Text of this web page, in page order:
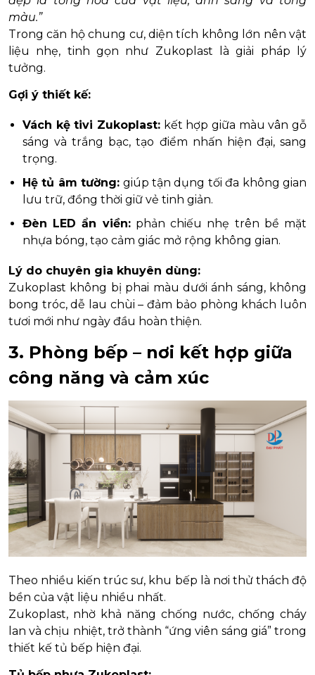
màu.”
Trong căn hộ chung cư, diện tích không lớn nên vật
liệu nhẹ, tinh gọn như Zukoplast là giải pháp lý
tưởng.
Gợi ý thiết kế:
Vách kệ tivi Zukoplast: kết hợp giữa màu vân gỗ
sáng và trắng bạc, tạo điểm nhấn hiện đại, sang
trọng.
Hệ tủ âm tường: giúp tận dụng tối đa không gian
lưu trữ, đồng thời giữ vẻ tinh giản.
Đèn LED ẩn viền:phản chiếu nhẹ trên bề mặt
nhựa bóng, tạo cảm giác mở rộng không gian.
Lý do chuyên gia khuyên dùng:
Zukoplast không bị phai màu dưới ánh sáng, không
bong tróc, dễ lau chùi – đảm bảo phòng khách luôn
tươi mới như ngày đầu hoàn thiện.
3. Phòng bếp – nơi kết hợp giữa
công năng và cảm xúc
Theo nhiều kiến trúc sư, khu bếp là nơi thử thách độ
bền của vật liệu nhiều nhất.
Zukoplast, nhờ khả năng chống nước, chống cháy
lan và chịu nhiệt, trở thành “ứng viên sáng giá” trong
thiết kế tủ bếp hiện đại.